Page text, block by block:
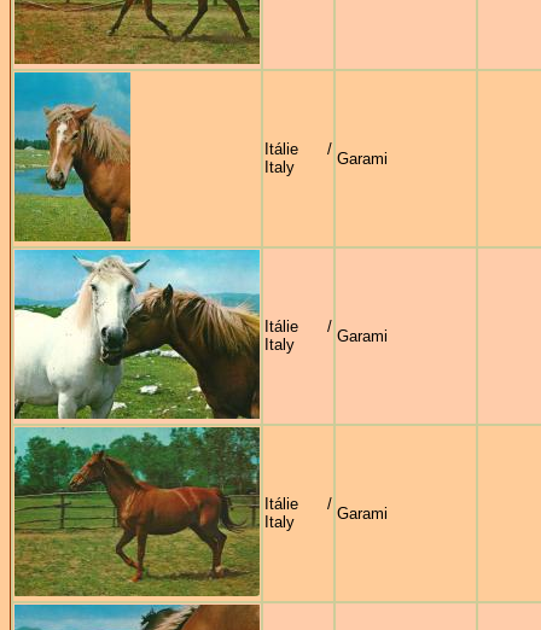
Itálie /
Italy
Garami
Itálie /
Italy
Garami
Itálie /
Italy
Garami